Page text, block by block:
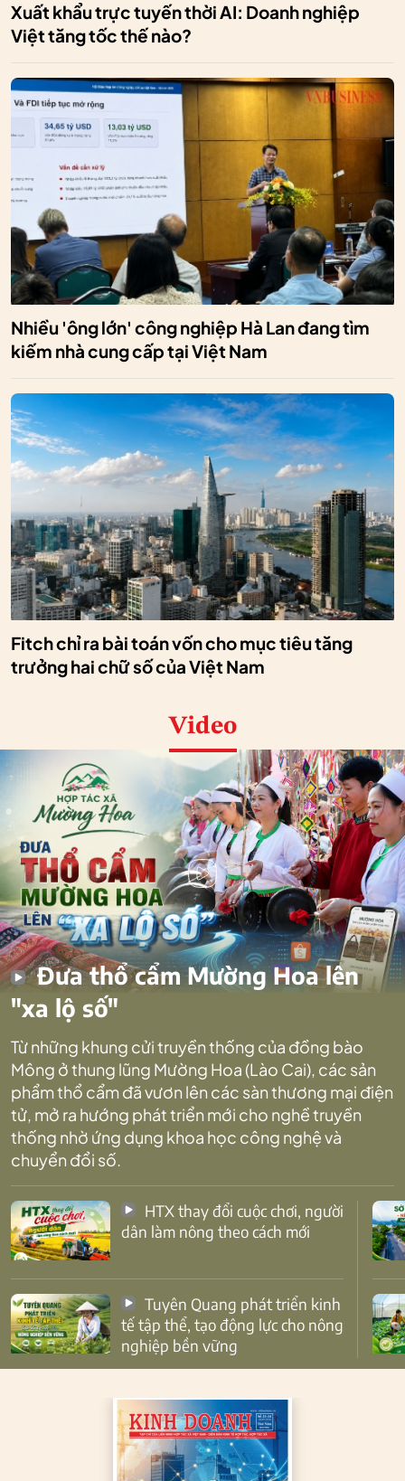
Xuất khẩu trực tuyến thời AI: Doanh nghiệp
Việt tăng tốc thế nào?
Nhiều 'ông lớn' công nghiệp Hà Lan đang tìm
kiếm nhà cung cấp tại Việt Nam
Fitch chỉ ra bài toán vốn cho mục tiêu tăng
trưởng hai chữ số của Việt Nam
Video
Đưa thổ cẩm Mường Hoa lên
"xa lộ số"
Từ những khung cửi truyền thống của đồng bào
Mông ở thung lũng Mường Hoa (Lào Cai), các sản
phẩm thổ cẩm đã vươn lên các sàn thương mại điện
tử, mở ra hướng phát triển mới cho nghề truyền
thống nhờ ứng dụng khoa học công nghệ và
chuyển đổi số.
dân làm nông theo cách mới
tế tập thể, tạo động lực cho nông
nghiệp bền vững